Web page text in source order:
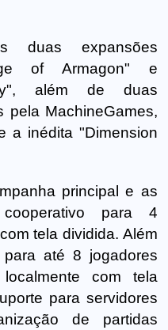
duas expansões
of Armagon" e
além de duas
pela MachineGames,
a inédita "Dimension
principal e as
para 4
tela dividida. Além
até 8 jogadores
com tela
para servidores
de partidas